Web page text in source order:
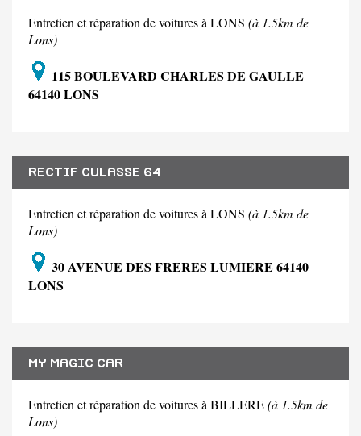
Entretien et réparation de voitures à LONS (à 1.5km de
Lons)
115 BOULEVARD CHARLES DE GAULLE
64140 LONS
RECTIF CULASSE 64
Entretien et réparation de voitures à LONS (à 1.5km de
Lons)
30 AVENUE DES FRERES LUMIERE 64140
LONS
MY MAGIC CAR
Entretien et réparation de voitures à BILLERE(à 1.5km de
Lons)